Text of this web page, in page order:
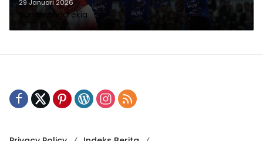
29 Januari 2026
Bunga Anggrekia